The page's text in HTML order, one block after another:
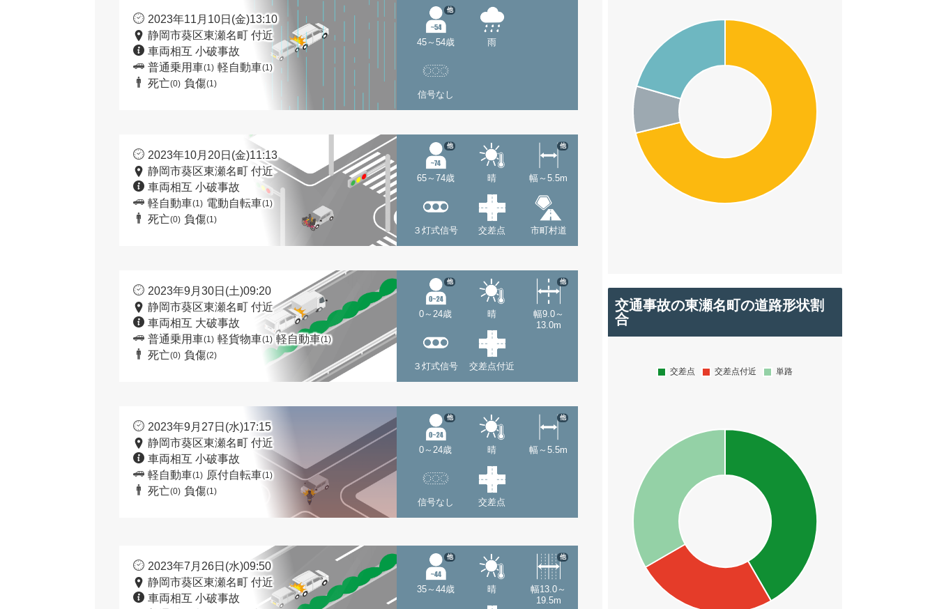
2023年11月10日(金)13:10
静岡市葵区東瀬名町 付近
車両相互 小破事故
普通乗用車(1) 軽自動車(1)
死亡(0) 負傷(1)
45～54歳
他
雨
信号なし
2023年10月20日(金)11:13
静岡市葵区東瀬名町 付近
車両相互 小破事故
軽自動車(1) 電動自転車(1)
死亡(0) 負傷(1)
65～74歳
他
晴 幅～5.5m
他
３灯式信号 交差点 市町村道
2023年9月30日(土)09:20
静岡市葵区東瀬名町 付近
車両相互 大破事故
普通乗用車(1) 軽貨物車(1) 軽自動車(1)
死亡(0) 負傷(2)
0～24歳
他
晴
幅9.0～
13.0m
他
３灯式信号 交差点付近
2023年9月27日(水)17:15
静岡市葵区東瀬名町 付近
車両相互 小破事故
軽自動車(1) 原付自転車(1)
死亡(0) 負傷(1)
0～24歳
他
晴 幅～5.5m
他
信号なし 交差点
2023年7月26日(水)09:50
静岡市葵区東瀬名町 付近
車両相互 小破事故
35～44歳
他
晴
幅13.0～
19.5m
他
交通事故の東瀬名町の道路形状割
合